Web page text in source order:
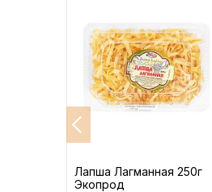
Лапша Лагманная 250г
Экопрод